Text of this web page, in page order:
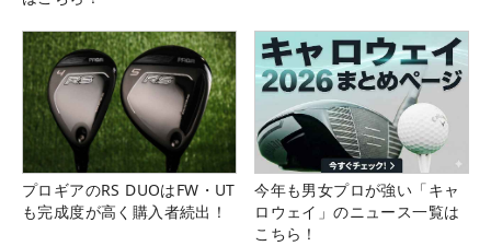
プロギアのRS DUOはFW・UT
も完成度が高く購入者続出！
今年も男女プロが強い「キャ
ロウェイ」のニュース一覧は
こちら！